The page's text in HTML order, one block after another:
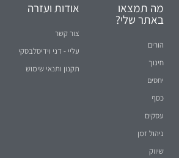
מה תמצאו
באתר שלי?
הורים
חינוך
יחסים
כסף
עסקים
ניהול זמן
שיווק
אודות ועזרה
צור קשר
עליי - דני וידיסלבסקי
תקנון ותנאי שימוש